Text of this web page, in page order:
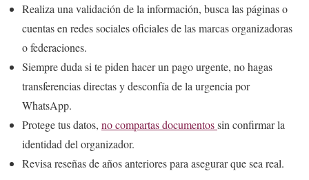
Realiza una validación de la información, busca las páginas o
cuentas en redes sociales oficiales de las marcas organizadoras
o federaciones.
Siempre duda si te piden hacer un pago urgente, no hagas
transferencias directas y desconfía de la urgencia por
WhatsApp.
Protege tus datos, no compartas documentossin confirmar la
identidad del organizador.
Revisa reseñas de años anteriores para asegurar que sea real.